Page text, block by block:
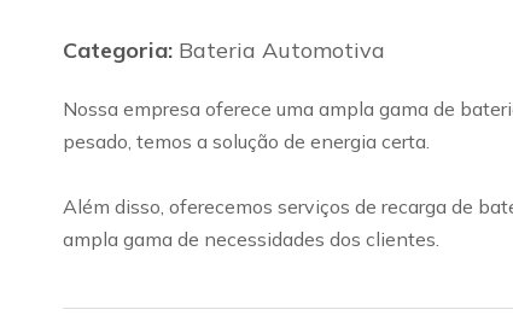
Categoria: Bateria Automotiva
Nossa empresa oferece uma ampla gama de
pesado, temos a solução de energia certa.
Além disso, oferecemos serviços de recarga de
ampla gama de necessidades dos clientes.